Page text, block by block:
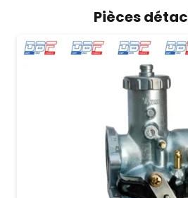
Pièces